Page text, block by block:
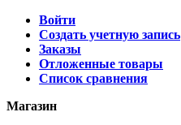
Войти
Создать учетную запись
Заказы
Отложенные товары
Список сравнения
Магазин